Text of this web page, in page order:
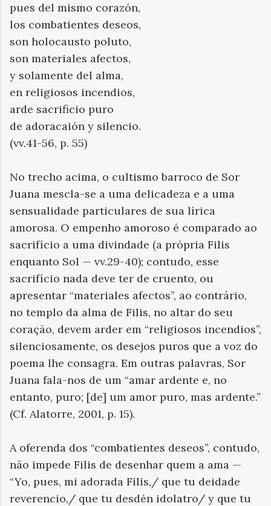
pues del mismo corazón,
los combatientes deseos,
son holocausto poluto,
son materiales afectos,
y solamente del alma,
en religiosos incendios,
arde sacrificio puro
de adoracaión y silencio.
(vv.41-56, p. 55)
No trecho acima, o cultismo barroco de Sor
Juana mescla-se a uma delicadeza e a uma
sensualidade particulares de sua lírica
amorosa. O empenho amoroso é comparado ao
sacrifício a uma divindade (a própria Filis
enquanto Sol — vv.29-40); contudo, esse
sacrifício nada deve ter de cruento, ou
apresentar “materiales afectos”, ao contrário,
no templo da alma de Filis, no altar do seu
coração, devem arder em “religiosos incendios”,
silenciosamente, os desejos puros que a voz do
poema lhe consagra. Em outras palavras, Sor
Juana fala-nos de um “amar ardente e, no
entanto, puro; [de] um amor puro, mas ardente.”
(Cf. Alatorre, 2001, p. 15).
A oferenda dos “combatientes deseos”, contudo,
não impede Filis de desenhar quem a ama —
“Yo, pues, mi adorada Filis,/ que tu deidade
reverencio,/ que tu desdén idolatro/ y que tu